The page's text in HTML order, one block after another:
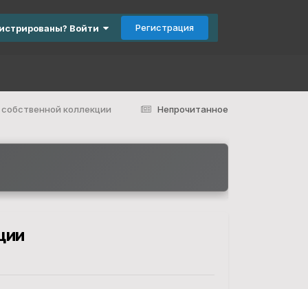
Войти Регистрация
Непрочитанное
коллекции